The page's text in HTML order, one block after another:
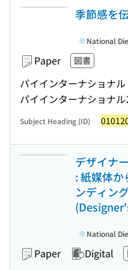
季節感を
Paper 図書
パイインターナショナ
パイインターナショナル
National
Subject Heading (ID)
デザイナ
: 紙媒体か
ンディン
Paper Digital
National